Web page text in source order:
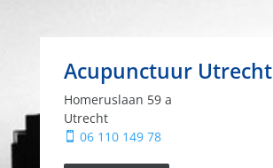
Acupunctuur Utrecht
Homeruslaan 59 a
Utrecht
 06 110 149 78